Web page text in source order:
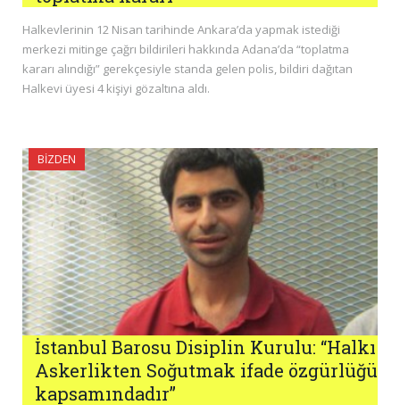
Halkevlerinin 12 Nisan tarihinde Ankara’da yapmak istediği
merkezi mitinge çağrı bildirileri hakkında Adana’da “toplatma
kararı alındığı” gerekçesiyle standa gelen polis, bildiri dağıtan
Halkevi üyesi 4 kişiyi gözaltına aldı.
BIZDEN
İstanbul Barosu Disiplin Kurulu: “Halkı
Askerlikten Soğutmak ifade özgürlüğü
kapsamındadır”